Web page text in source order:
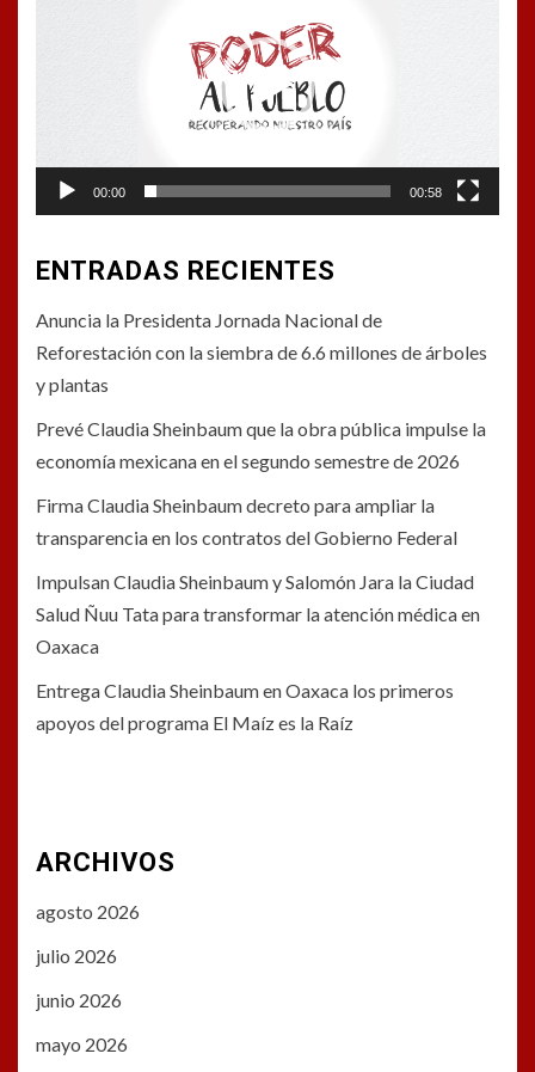
00:00 00:58
ENTRADAS RECIENTES
Anuncia la Presidenta Jornada Nacional de
Reforestación con la siembra de 6.6 millones de árboles
y plantas
Prevé Claudia Sheinbaum que la obra pública impulse la
economía mexicana en el segundo semestre de 2026
Firma Claudia Sheinbaum decreto para ampliar la
transparencia en los contratos del Gobierno Federal
Impulsan Claudia Sheinbaum y Salomón Jara la Ciudad
Salud Ñuu Tata para transformar la atención médica en
Oaxaca
Entrega Claudia Sheinbaum en Oaxaca los primeros
apoyos del programa El Maíz es la Raíz
ARCHIVOS
agosto 2026
julio 2026
junio 2026
mayo 2026